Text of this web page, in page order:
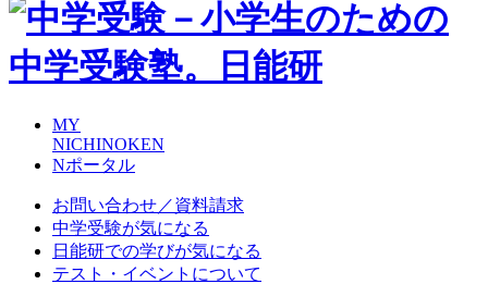
MY
NICHINOKEN
Nポータル
お問い合わせ／資料請求
中学受験が気になる
日能研での学びが気になる
テスト・イベントについて